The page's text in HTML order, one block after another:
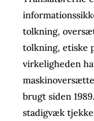
tolkning,
tolkning, etiske
virkeligheden
brugt siden
stadigvæk